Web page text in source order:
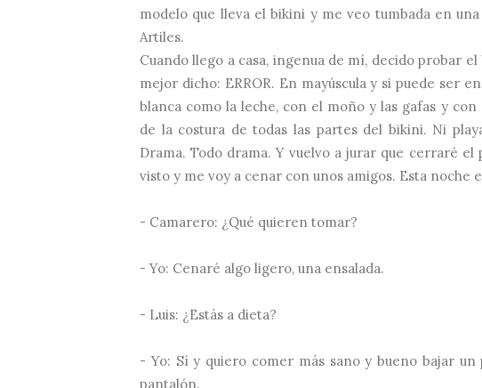
modelo que lleva el bikini y me veo tumbada en
Artiles.
Cuando llego a casa, ingenua de mí, decido probar
mejor dicho: ERROR. En mayúscula y si puede ser
blanca como la leche, con el moño y las gafas y
de la costura de todas las partes del bikini. Ni
Drama. Todo drama. Y vuelvo a jurar que cerraré el
visto y me voy a cenar con unos amigos. Esta noche
- Camarero: ¿Qué quieren tomar?
- Yo: Cenaré algo ligero, una ensalada.
- Luis: ¿Estás a dieta?
- Yo: Sí y quiero comer más sano y bueno bajar
pantalón.